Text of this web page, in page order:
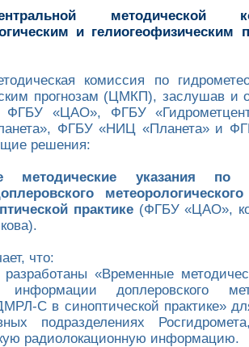
методической
и гелиогеофизическим
комиссия по
прогнозам (ЦМКП), заслушав и
ФГБУ «ЦАО», ФГБУ
ФГБУ «НИЦ «Планета» и
решения:
методические указания по
метеорологического
практике(ФГБУ «ЦАО»,
что:
«Временные
информации доплеровского
С в синоптической практике»
подразделениях
радиолокационную информацию.